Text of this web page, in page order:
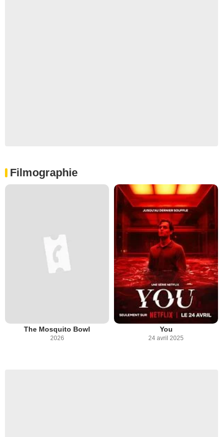
Filmographie
The Mosquito Bowl
2026
You
24 avril 2025